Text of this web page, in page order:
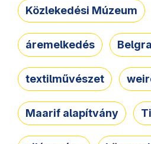
Közlekedési Múzeum
áremelkedés
textilművészet
Maarif alapítvány